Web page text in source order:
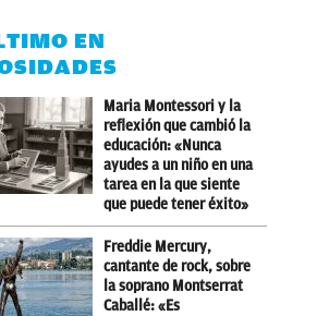
EN
Maria Montessori y la
reflexión que cambió la
educación: «Nunca
ayudes a un niño en una
tarea en la que siente
que puede tener éxito»
Freddie Mercury,
cantante de rock, sobre
la soprano Montserrat
Caballé: «Es